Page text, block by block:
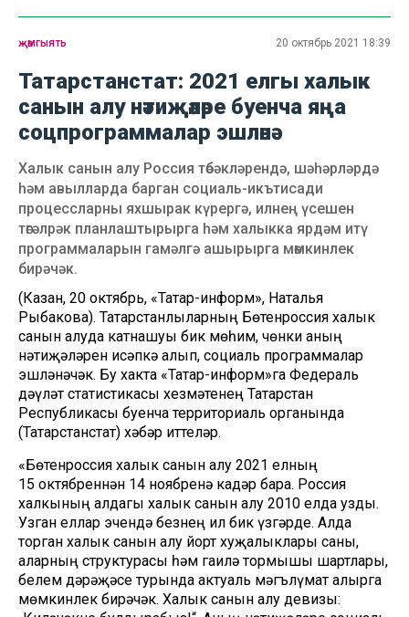
җәмгыять 20 октябрь 2021 18:39
Татарстанстат: 2021 елгы халык
санын алу нәтиҗәләре буенча яңа
соцпрограммалар эшләнә
Халык санын алу Россия төбәкләрендә, шәһәрләрдә
һәм авылларда барган социаль-икътисади
процессларны яхшырак күрергә, илнең үсешен
төгәлрәк планлаштырырга һәм халыкка ярдәм итү
программаларын гамәлгә ашырырга мөмкинлек
бирәчәк.
(Казан, 20 октябрь, «Татар-информ», Наталья
Рыбакова). Татарстанлыларның Бөтенроссия халык
санын алуда катнашуы бик мөһим, чөнки аның
нәтиҗәләрен исәпкә алып, социаль программалар
эшләнәчәк. Бу хакта «Татар-информ»га Федераль
дәүләт статистикасы хезмәтенең Татарстан
Республикасы буенча территориаль органында
(Татарстанстат) хәбәр иттеләр.
«Бөтенроссия халык санын алу 2021 елның
15 октябреннән 14 ноябренә кадәр бара. Россия
халкының алдагы халык санын алу 2010 елда узды.
Узган еллар эчендә безнең ил бик үзгәрде. Алда
торган халык санын алу йорт хуҗалыклары саны,
аларның структурасы һәм гаилә тормышы шартлары,
белем дәрәҗәсе турында актуаль мәгълүмат алырга
мөмкинлек бирәчәк. Халык санын алу девизы: